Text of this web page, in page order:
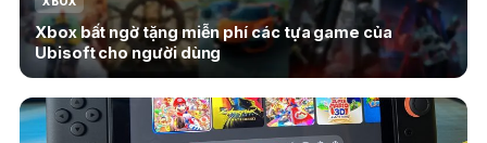
Xbox bất ngờ tặng miễn phí các tựa game của
Ubisoft cho người dùng